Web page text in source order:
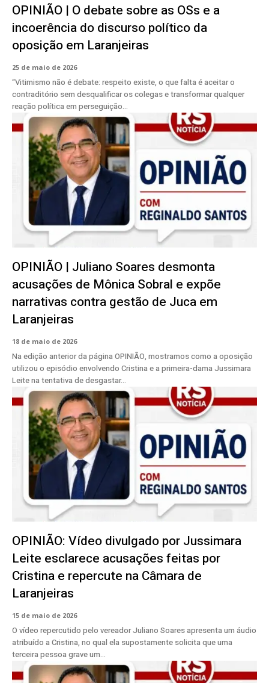
OPINIÃO | O debate sobre as OSs e a
incoerência do discurso político da
oposição em Laranjeiras
25 de maio de 2026
“Vitimismo não é debate: respeito existe, o que falta é aceitar o
contraditório sem desqualificar os colegas e transformar qualquer
reação política em perseguição...
OPINIÃO | Juliano Soares desmonta
acusações de Mônica Sobral e expõe
narrativas contra gestão de Juca em
Laranjeiras
18 de maio de 2026
Na edição anterior da página OPINIÃO, mostramos como a oposição
utilizou o episódio envolvendo Cristina e a primeira-dama Jussimara
Leite na tentativa de desgastar...
OPINIÃO: Vídeo divulgado por Jussimara
Leite esclarece acusações feitas por
Cristina e repercute na Câmara de
Laranjeiras
15 de maio de 2026
O vídeo repercutido pelo vereador Juliano Soares apresenta um áudio
atribuído a Cristina, no qual ela supostamente solicita que uma
terceira pessoa grave um...